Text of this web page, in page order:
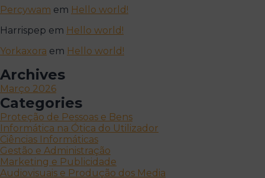
Percywam em Hello world!
Harrispep em Hello world!
Yorkaxora em Hello world!
Archives
Março 2026
Categories
Proteção de Pessoas e Bens
Informática na Ótica do Utilizador
Ciências Informáticas
Gestão e Administração
Marketing e Publicidade
Audiovisuais e Produção dos Media